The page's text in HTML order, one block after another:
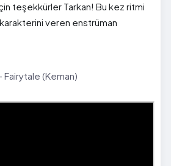
teşekkürler Tarkan! Bu kez ritmi
veren enstrüman
(Keman)